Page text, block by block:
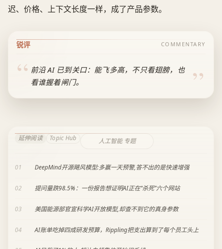
迟、价格、上下文长度一样，成了产品参数。
锐评 COMMENTARY
前沿 AI 已到关口：能飞多高，不只看翅膀，也
看谁握着闸门。
延伸阅读 Topic Hub 人工智能 专题
01 DeepMind开源飓风模型:多赢一天预警,答不出的是快速增强
02 提问量跌98.5%：一份报告想证明AI正在“杀死”六个网站
03 美国能源部官宣科学AI开放模型,却查不到它的真身参数
04 AI账单吃掉四成研发预算，Rippling把支出算到了每个员工头上